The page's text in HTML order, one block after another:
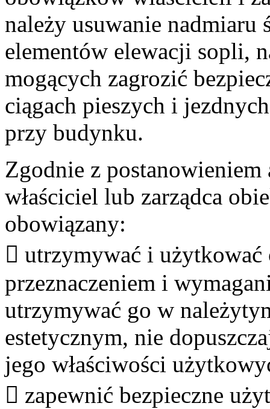
należy usuwanie nadmiaru
elementów elewacji sopli,
mogących zagrozić
ciągach pieszych i
przy budynku.
Zgodnie z
właściciel lub zarządca
obowiązany:
 utrzymywać i
przeznaczeniem i
utrzymywać go w
estetycznym, nie
jego właściwości
 zapewnić bezpieczne